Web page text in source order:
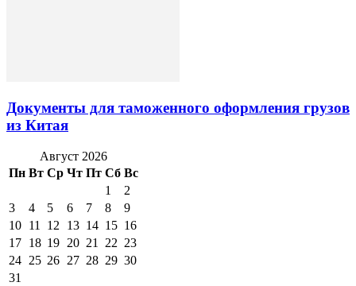
Документы для таможенного оформления грузов
из Китая
Август 2026
Пн Вт Ср Чт Пт Сб Вс
1
2
3
4 5 6 7 8
9
10 11 12 13 14 15 16
17 18 19 20 21 22 23
24 25 26 27 28 29 30
31